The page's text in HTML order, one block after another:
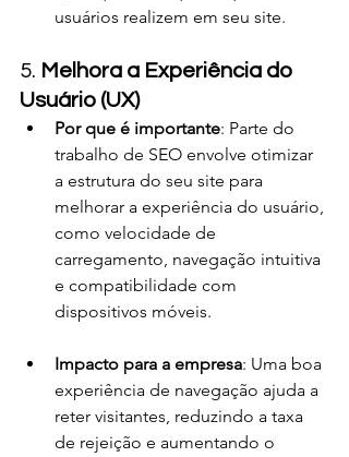
usuários realizem em seu site.
5. Melhora a Experiência do
Usuário (UX)
Por que é importante: Parte do
trabalho de SEO envolve otimizar
a estrutura do seu site para
melhorar a experiência do usuário,
como velocidade de
carregamento, navegação intuitiva
e compatibilidade com
dispositivos móveis.
Impacto para a empresa: Uma boa
experiência de navegação ajuda a
reter visitantes, reduzindo a taxa
de rejeição e aumentando o